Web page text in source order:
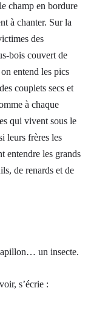
champ en bordure
à chanter. Sur la
des
bois couvert de
entend les pics
couplets secs et
à chaque
qui vivent sous le
leurs frères les
entendre les grands
de renards et de
un insecte.
s’écrie :